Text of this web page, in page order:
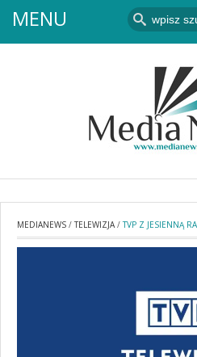
MENU
MEDIANEWS /TELEWIZJA/TVP Z JESIENNĄ